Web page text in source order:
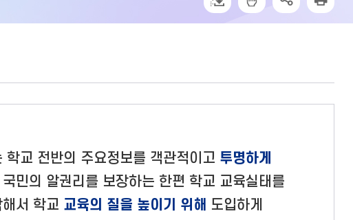
학교 전반의 주요정보를 객관적이고 투명하게
민의 알권리를 보장하는 한편 학교 교육실태를
서 학교 교육의 질을 높이기 위해 도입하게